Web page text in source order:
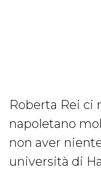
Roberta Rei ci
napoletano
non aver
università di